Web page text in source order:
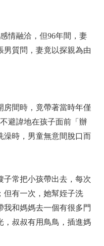
情融洽，但96年間，妻
男質問，妻竟以探親為由
房間時，竟帶著當時年僅
避諱地在孩子面前「辦
澡時，男童無意間脫口而
子常把小孩帶出去，每次
但有一次，她幫姪子洗
我和媽媽去一個有很多門
，叔叔有用鳥鳥，插進媽